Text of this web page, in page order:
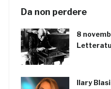
Da non perdere
8
Ilary